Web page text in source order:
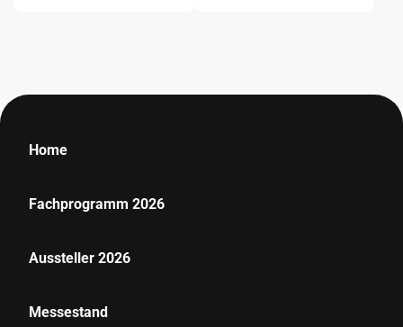
Home
Fachprogramm 2026
Aussteller 2026
Messestand